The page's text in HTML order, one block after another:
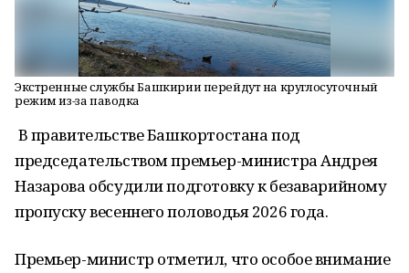
Экстренные службы Башкирии перейдут на круглосуточный
режим из-за паводка
В правительстве Башкортостана под
председательством премьер-министра Андрея
Назарова обсудили подготовку к безаварийному
пропуску весеннего половодья 2026 года.
Премьер-министр отметил, что особое внимание